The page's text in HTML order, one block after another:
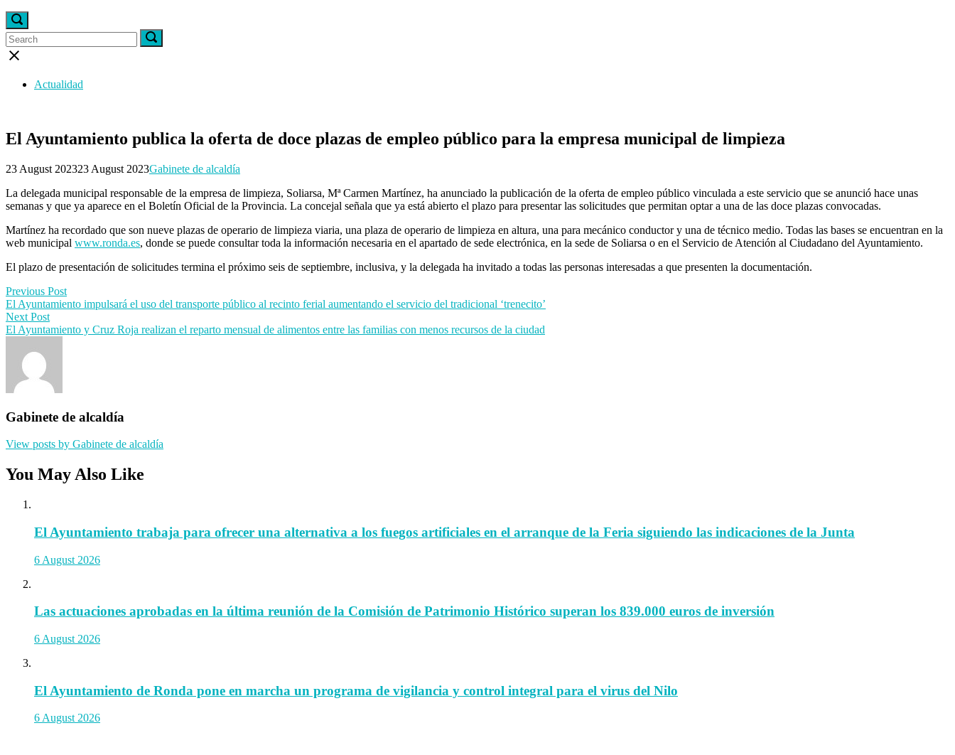
Open
search
bar
Search
for:
Search
for:
Search
Close
Actualidad
El Ayuntamiento publica la oferta de doce plazas de empleo público para la empresa municipal de limpieza
23 August 202323 August 2023Gabinete de alcaldía
La delegada municipal responsable de la empresa de limpieza, Soliarsa, Mª Carmen Martínez, ha anunciado la publicación de la oferta de empleo público vinculada a este servicio que se anunció hace unas
semanas y que ya aparece en el Boletín Oficial de la Provincia. La concejal señala que ya está abierto el plazo para presentar las solicitudes que permitan optar a una de las doce plazas convocadas.
Martínez ha recordado que son nueve plazas de operario de limpieza viaria, una plaza de operario de limpieza en altura, una para mecánico conductor y una de técnico medio. Todas las bases se encuentran en la
web municipal www.ronda.es, donde se puede consultar toda la información necesaria en el apartado de sede electrónica, en la sede de Soliarsa o en el Servicio de Atención al Ciudadano del Ayuntamiento.
El plazo de presentación de solicitudes termina el próximo seis de septiembre, inclusiva, y la delegada ha invitado a todas las personas interesadas a que presenten la documentación.
Post
navigation
Previous Post
El Ayuntamiento impulsará el uso del transporte público al recinto ferial aumentando el servicio del tradicional ‘trenecito’
Next Post
El Ayuntamiento y Cruz Roja realizan el reparto mensual de alimentos entre las familias con menos recursos de la ciudad
Gabinete de alcaldía
View posts by Gabinete de alcaldía
You May Also Like
El Ayuntamiento trabaja para ofrecer una alternativa a los fuegos artificiales en el arranque de la Feria siguiendo las indicaciones de la Junta
6 August 2026
Las actuaciones aprobadas en la última reunión de la Comisión de Patrimonio Histórico superan los 839.000 euros de inversión
6 August 2026
El Ayuntamiento de Ronda pone en marcha un programa de vigilancia y control integral para el virus del Nilo
6 August 2026